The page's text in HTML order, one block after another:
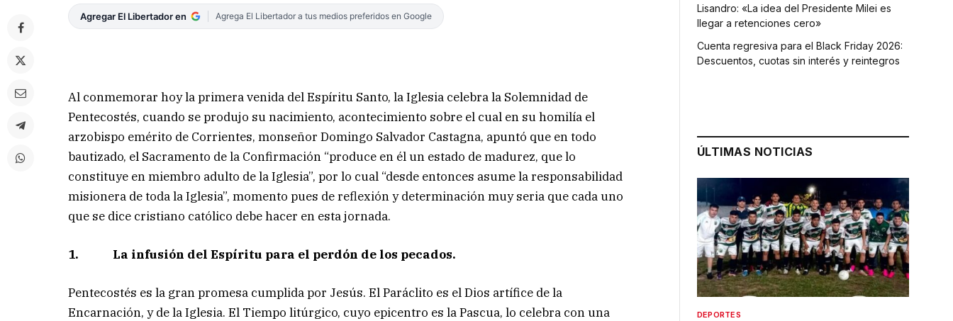
Agregar El Libertador en Agrega El Libertador a tus medios preferidos en Google
Al conmemorar hoy la primera venida del Espíritu Santo, la Iglesia celebra la Solemnidad de
Pentecostés, cuando se produjo su nacimiento, acontecimiento sobre el cual en su homilía el
arzobispo emérito de Corrientes, monseñor Domingo Salvador Castagna, apuntó que en todo
bautizado, el Sacramento de la Confirmación “produce en él un estado de madurez, que lo
constituye en miembro adulto de la Iglesia”, por lo cual “desde entonces asume la responsabilidad
misionera de toda la Iglesia”, momento pues de reflexión y determinación muy seria que cada uno
que se dice cristiano católico debe hacer en esta jornada.
1. La infusión del Espíritu para el perdón de los pecados.
Pentecostés es la gran promesa cumplida por Jesús. El Paráclito es el Dios artífice de la
Encarnación, y de la Iglesia. El Tiempo litúrgico, cuyo epicentro es la Pascua, lo celebra con una
Lisandro: «La idea del Presidente Milei es
llegar a retenciones cero»
Cuenta regresiva para el Black Friday 2026:
Descuentos, cuotas sin interés y reintegros
ÚLTIMAS NOTICIAS
DEPORTES